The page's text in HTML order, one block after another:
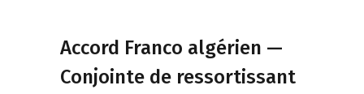
Accord Franco algérien —
Conjointe de ressortissant